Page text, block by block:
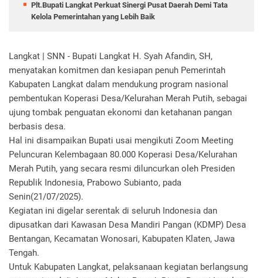
Plt.Bupati Langkat Perkuat Sinergi Pusat Daerah Demi Tata
Kelola Pemerintahan yang Lebih Baik
Langkat | SNN - Bupati Langkat H. Syah Afandin, SH,
menyatakan komitmen dan kesiapan penuh Pemerintah
Kabupaten Langkat dalam mendukung program nasional
pembentukan Koperasi Desa/Kelurahan Merah Putih, sebagai
ujung tombak penguatan ekonomi dan ketahanan pangan
berbasis desa.
Hal ini disampaikan Bupati usai mengikuti Zoom Meeting
Peluncuran Kelembagaan 80.000 Koperasi Desa/Kelurahan
Merah Putih, yang secara resmi diluncurkan oleh Presiden
Republik Indonesia, Prabowo Subianto, pada
Senin(21/07/2025).
Kegiatan ini digelar serentak di seluruh Indonesia dan
dipusatkan dari Kawasan Desa Mandiri Pangan (KDMP) Desa
Bentangan, Kecamatan Wonosari, Kabupaten Klaten, Jawa
Tengah.
Untuk Kabupaten Langkat, pelaksanaan kegiatan berlangsung